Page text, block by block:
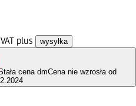
plus wysyłka
cena dmCena nie wzrosła od